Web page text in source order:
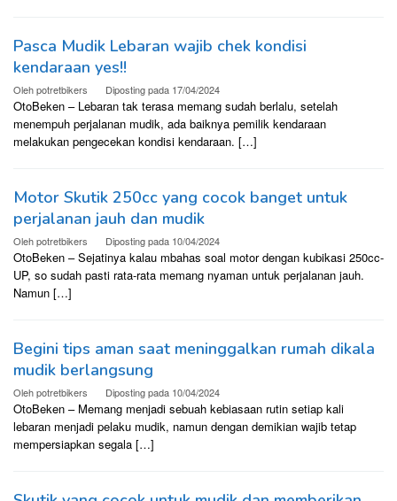
Pasca Mudik Lebaran wajib chek kondisi
kendaraan yes!!
Olehpotretbikers Diposting pada 17/04/2024
OtoBeken – Lebaran tak terasa memang sudah berlalu, setelah
menempuh perjalanan mudik, ada baiknya pemilik kendaraan
melakukan pengecekan kondisi kendaraan. […]
Motor Skutik 250cc yang cocok banget untuk
perjalanan jauh dan mudik
Olehpotretbikers Diposting pada 10/04/2024
OtoBeken – Sejatinya kalau mbahas soal motor dengan kubikasi 250cc-
UP, so sudah pasti rata-rata memang nyaman untuk perjalanan jauh.
Namun […]
Begini tips aman saat meninggalkan rumah dikala
mudik berlangsung
Olehpotretbikers Diposting pada 10/04/2024
OtoBeken – Memang menjadi sebuah kebiasaan rutin setiap kali
lebaran menjadi pelaku mudik, namun dengan demikian wajib tetap
mempersiapkan segala […]